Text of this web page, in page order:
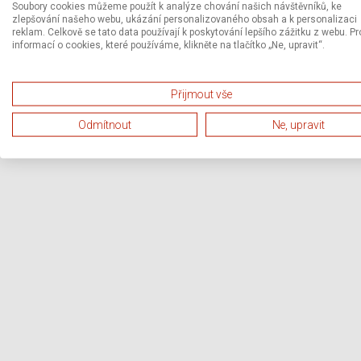
Soubory cookies můžeme použít k analýze chování našich návštěvníků, ke
zlepšování našeho webu, ukázání personalizovaného obsah a k personalizaci
reklam. Celkově se tato data používají k poskytování lepšího zážitku z webu.
informací o cookies, které používáme, klikněte na tlačítko „Ne, upravit“.
Přijmout vše
Odmítnout Ne, upravit